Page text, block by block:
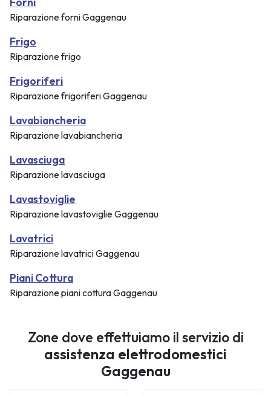
Riparazione forni Gaggenau
Frigo
Riparazione frigo
Frigoriferi
Riparazione frigoriferi Gaggenau
Lavabiancheria
Riparazione lavabiancheria
Lavasciuga
Riparazione lavasciuga
Lavastoviglie
Riparazione lavastoviglie Gaggenau
Lavatrici
Riparazione lavatrici Gaggenau
Piani Cottura
Riparazione piani cottura Gaggenau
Zone dove effettuiamo il servizio di
assistenza elettrodomestici
Gaggenau